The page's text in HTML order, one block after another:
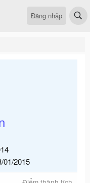
Đăng nhập
01/2015